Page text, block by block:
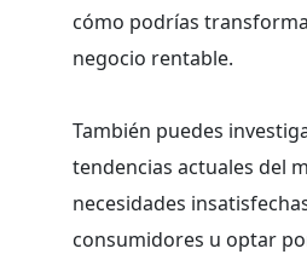
cómo podrías
negocio rentable.
También puedes
tendencias actuales del
necesidades
consumidores u optar